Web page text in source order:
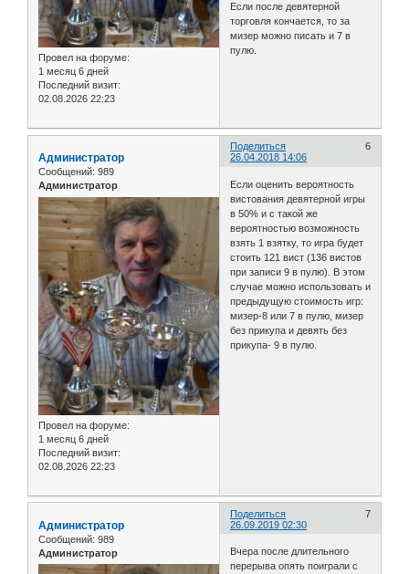
Провел на форуме:
1 месяц 6 дней
Последний визит:
02.08.2026 22:23
Если после девятерной
торговля кончается, то за
мизер можно писать и 7 в
пулю.
Поделиться
6
26.04.2018 14:06
Администратор
Сообщений: 989
Администратор
Провел на форуме:
1 месяц 6 дней
Последний визит:
02.08.2026 22:23
Если оценить вероятность
вистования девятерной игры
в 50% и с такой же
вероятностью возможность
взять 1 взятку, то игра будет
стоить 121 вист (136 вистов
при записи 9 в пулю). В этом
случае можно использовать и
предыдущую стоимость игр:
мизер-8 или 7 в пулю, мизер
без прикупа и девять без
прикупа- 9 в пулю.
Поделиться
7
26.09.2019 02:30
Администратор
Сообщений: 989
Администратор
Вчера после длительного
перерыва опять поиграли с